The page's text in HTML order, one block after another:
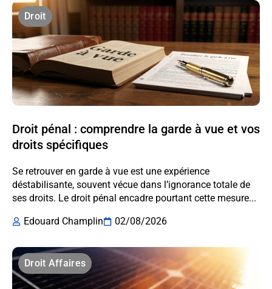
Droit
Droit pénal : comprendre la garde à vue et vos
droits spécifiques
Se retrouver en garde à vue est une expérience
déstabilisante, souvent vécue dans l’ignorance totale de
ses droits. Le droit pénal encadre pourtant cette mesure...
Edouard Champlin
02/08/2026
Droit Affaires